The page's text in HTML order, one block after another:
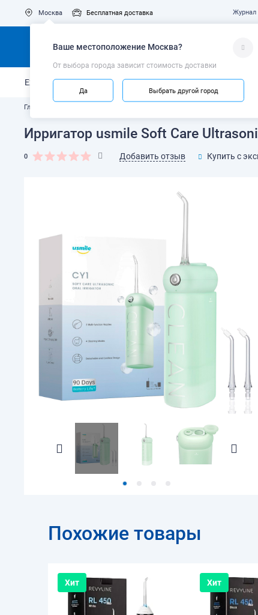
Москва
Ваше местоположение Москва?
От выбора города зависит стоимость доставки
Да Выбрать другой город
Бесплатная доставка Журнал
Ежедневный уход Укрепление эмали Защита от
Главная
Ирригатор usmile Soft Care
0 Добавить отзыв Купить с
Похожие товары
Хит Хит